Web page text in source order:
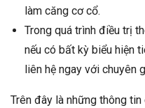
làm căng cơ cổ.
Trong quá trình điều trị
nếu có bất kỳ biểu hiện
liên hệ ngay với
Trên đây là những thông